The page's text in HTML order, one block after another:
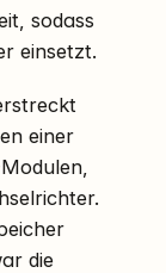
sodass
einsetzt.
einer
die